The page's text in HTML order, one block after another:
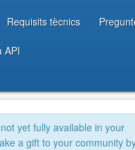
Requisits tècnics
API
yet fully available in your
a gift to your community